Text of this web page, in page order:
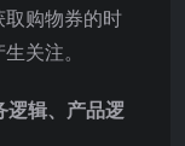
购物券的时
关注。
逻辑、产品逻